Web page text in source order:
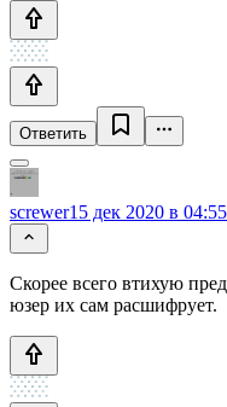
Ответить
screwer15 дек 2020 в 04:55
Скорее всего втихую
юзер их сам расшифрует.